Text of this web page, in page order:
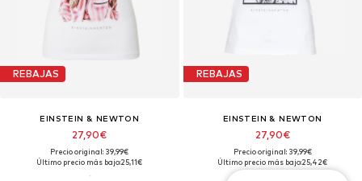
REBAJAS
EINSTEIN & NEWTON
27,90€
Precio original: 39,99€
Último precio más bajo:25,11€
REBAJAS
EINSTEIN & NEWTON
27,90€
Precio original: 39,99€
Último precio más bajo:25,42€